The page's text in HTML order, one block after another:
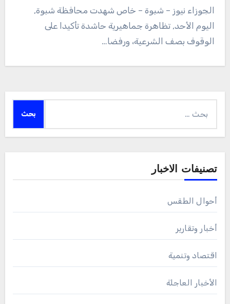
اليوم الأحد, تظاهرة جماهيرية حاشدة تأكيدا على
الوقوف بصف الشرعية، ورفضا…
عن:
تصنيفات الاخبار
أحوال الطقس
أخبار وتقارير
اقتصاد وتنمية
الأخبار العاجلة